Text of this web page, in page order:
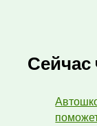
Сейчас